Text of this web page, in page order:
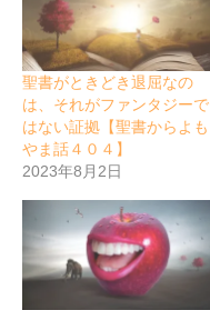
聖書がときどき退屈なの
は、それがファンタジーで
はない証拠【聖書からよも
やま話４０４】
2023年8月2日